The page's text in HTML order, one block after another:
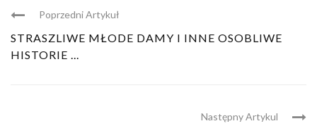
Poprzedni Artykuł
STRASZLIWE MŁODE DAMY I INNE OSOBLIWE
HISTORIE ...
Następny Artykul